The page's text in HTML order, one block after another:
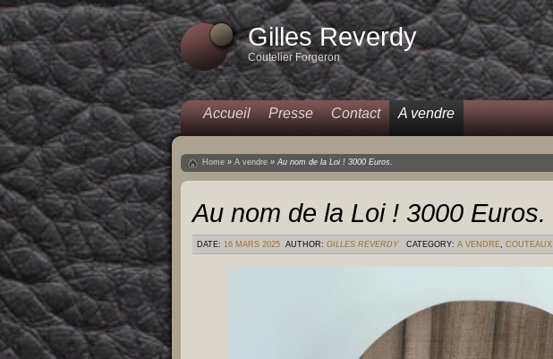
Gilles Reverdy
Coutelier Forgeron
Accueil Presse Contact A vendre
Home » A vendre »Au nom de la Loi ! 3000 Euros.
Au nom de la Loi ! 3000 Euros.
DATE: 16 MARS 2025 AUTHOR: GILLES REVERDY CATEGORY: A VENDRE, COUTEAUX